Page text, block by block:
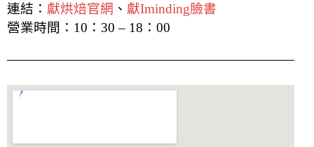
連結： 獻烘焙官網 、 獻Iminding臉書
營業時間：10：30 – 18：00